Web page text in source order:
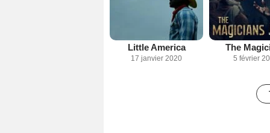
Little America
17 janvier 2020
The
5 février